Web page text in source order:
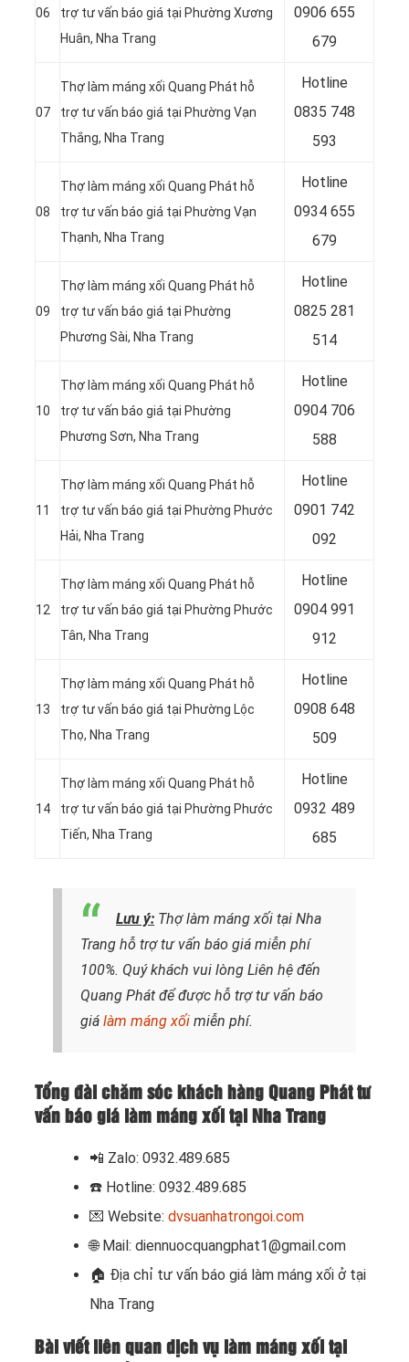
06
trợ tư vấn báo giá tại Phường Xương
Huân, Nha Trang
0906 655
679
07
Thợ làm máng xối Quang Phát hỗ
trợ tư vấn báo giá tại Phường Vạn
Thắng, Nha Trang
Hotline
0835 748
593
08
Thợ làm máng xối Quang Phát hỗ
trợ tư vấn báo giá tại Phường Vạn
Thạnh, Nha Trang
Hotline
0934 655
679
09
Thợ làm máng xối Quang Phát hỗ
trợ tư vấn báo giá tại Phường
Phương Sài, Nha Trang
Hotline
0825 281
514
10
Thợ làm máng xối Quang Phát hỗ
trợ tư vấn báo giá tại Phường
Phương Sơn, Nha Trang
Hotline
0904 706
588
11
Thợ làm máng xối Quang Phát hỗ
trợ tư vấn báo giá tại Phường Phước
Hải, Nha Trang
Hotline
0901 742
092
12
Thợ làm máng xối Quang Phát hỗ
trợ tư vấn báo giá tại Phường Phước
Tân, Nha Trang
Hotline
0904 991
912
13
Thợ làm máng xối Quang Phát hỗ
trợ tư vấn báo giá tại Phường Lộc
Thọ, Nha Trang
Hotline
0908 648
509
14
Thợ làm máng xối Quang Phát hỗ
trợ tư vấn báo giá tại Phường Phước
Tiến, Nha Trang
Hotline
0932 489
685
Lưu ý: Thợ làm máng xối tại Nha
Trang hỗ trợ tư vấn báo giá miễn phí
100%. Quý khách vui lòng Liên hệ đến
Quang Phát để được hỗ trợ tư vấn báo
giá làm máng xối miễn phí.
Tổng đài chăm sóc khách hàng Quang Phát tư
vấn báo giá làm máng xối tại Nha Trang
📲 Zalo: 0932.489.685
☎️ Hotline: 0932.489.685
💌 Website: dvsuanhatrongoi.com
🌐 Mail: diennuocquangphat1@gmail.com
🏠 Địa chỉ tư vấn báo giá làm máng xối ở tại
Nha Trang
Bài viết liên quan dịch vụ làm máng xối tại